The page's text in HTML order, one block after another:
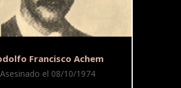
Francisco Achem
Asesinado el 08/10/1974